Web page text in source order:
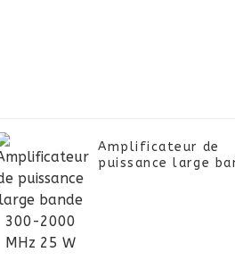
Amplificateur de
puissance large